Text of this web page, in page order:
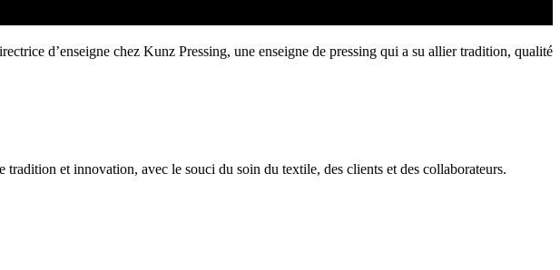
d’enseigne chez Kunz Pressing, une enseigne de pressing qui a su allier tradition, qualité
et innovation, avec le souci du soin du textile, des clients et des collaborateurs.